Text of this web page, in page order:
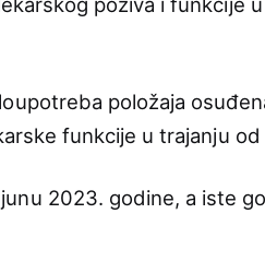
položaja
funkcije u trajanju
2023. godine, a iste